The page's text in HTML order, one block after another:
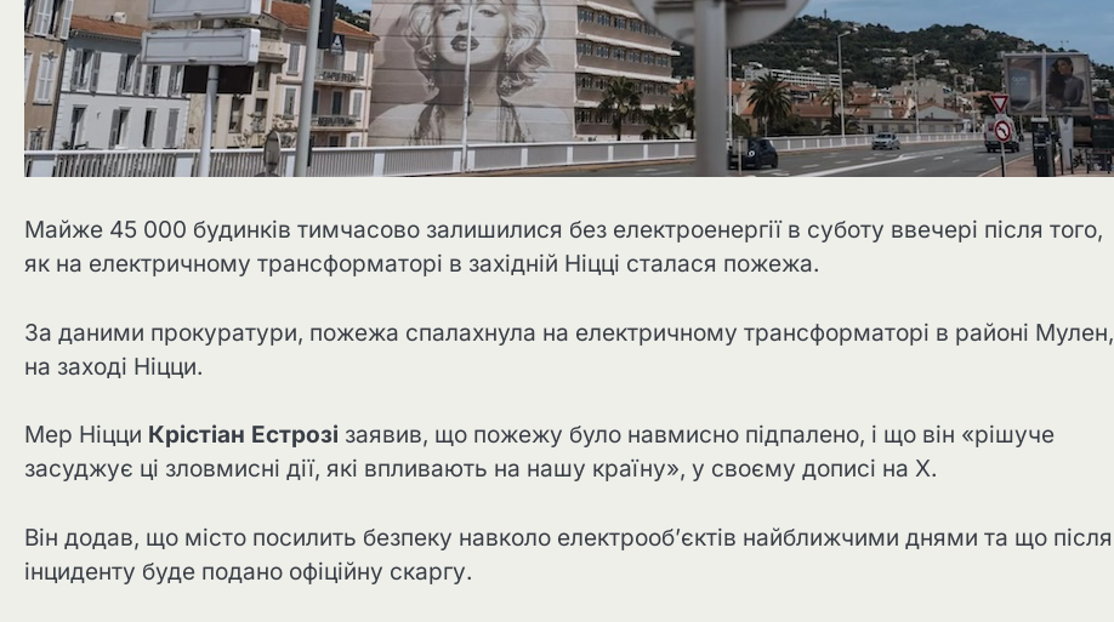
Майже 45 000 будинків тимчасово залишилися без електроенергії в суботу ввечері після того,
як на електричному трансформаторі в західній Ніцці сталася пожежа.
За даними прокуратури, пожежа спалахнула на електричному трансформаторі в районі Мулен,
на заході Ніцци.
Мер Ніцци Крістіан Естрозі заявив, що пожежу було навмисно підпалено, і що він «рішуче
засуджує ці зловмисні дії, які впливають на нашу країну», у своєму дописі на X.
Він додав, що місто посилить безпеку навколо електрооб’єктів найближчими днями та що після
інциденту буде подано офіційну скаргу.